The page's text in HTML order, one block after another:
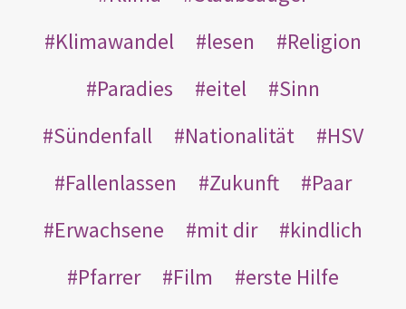
Klimawandel
lesen
Religion
Paradies
eitel
Sinn
Sündenfall
Nationalität
HSV
Fallenlassen
Zukunft
Paar
Erwachsene
mit dir
kindlich
Pfarrer
Film
erste Hilfe